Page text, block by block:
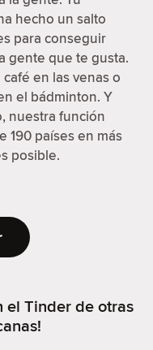
hecho un salto
para conseguir
gente que te gusta.
en las venas o
el bádminton. Y
nuestra función
190 países en más
posible.
el Tinder de otras